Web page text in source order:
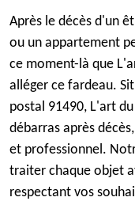
Après le décès d'un
ou un appartement
ce moment-là que
alléger ce fardeau.
postal 91490, L'art
débarras après
et professionnel.
traiter chaque objet
respectant vos